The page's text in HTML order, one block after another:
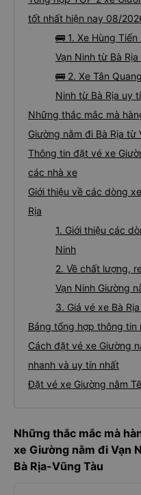
tốt nhất hiện nay 08/
🚌 1. Xe Hùng
Vạn Ninh từ Bà
🚌 2. Xe Tân
Ninh từ Bà Rịa uy
Những thắc mắc mà
Giường nằm đi Bà Rịa từ
Thông tin đặt vé xe
các nhà xe
Giới thiệu về các dòng
Rịa
1. Giới thiệu các
Ninh
2. Về chất lượng,
Vạn Ninh Giường
3. Giá vé xe Bà
Bảng tổng hợp thông tin
Cách đặt vé xe Giường
nhanh và uy tín nhất
Đặt vé xe Giường nằm
Những thắc mắc mà
xe Giường nằm đi Vạn
Bà Rịa-Vũng Tàu